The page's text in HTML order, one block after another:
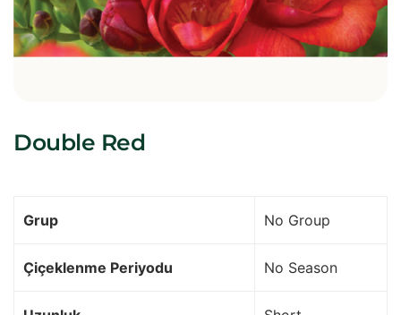
Double Red
Grup No Group
Çiçeklenme Periyodu No Season